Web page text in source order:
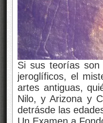
Si sus teorías son
jeroglíficos, el
artes antiguas,
Nilo, y Arizona y
detrásde las